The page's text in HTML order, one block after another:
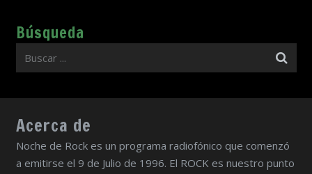
Búsqueda
Acerca de
Noche de Rock es un programa radiofónico que comenzó
a emitirse el 9 de Julio de 1996. El ROCK es nuestro punto